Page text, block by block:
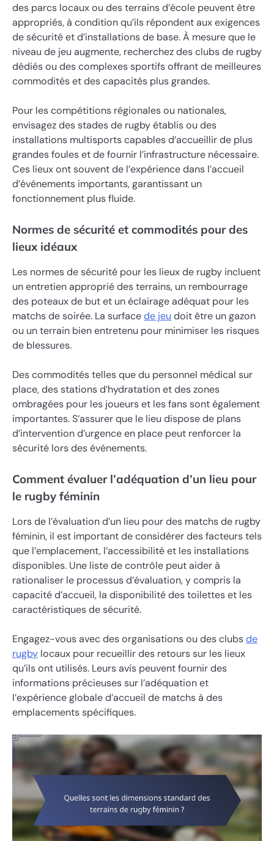
des parcs locaux ou des terrains d’école peuvent être
appropriés, à condition qu’ils répondent aux exigences
de sécurité et d’installations de base. À mesure que le
niveau de jeu augmente, recherchez des clubs de rugby
dédiés ou des complexes sportifs offrant de meilleures
commodités et des capacités plus grandes.
Pour les compétitions régionales ou nationales,
envisagez des stades de rugby établis ou des
installations multisports capables d’accueillir de plus
grandes foules et de fournir l’infrastructure nécessaire.
Ces lieux ont souvent de l’expérience dans l’accueil
d’événements importants, garantissant un
fonctionnement plus fluide.
Normes de sécurité et commodités pour des
lieux idéaux
Les normes de sécurité pour les lieux de rugby incluent
un entretien approprié des terrains, un rembourrage
des poteaux de but et un éclairage adéquat pour les
matchs de soirée. La surfacede jeu doit être un gazon
ou un terrain bien entretenu pour minimiser les risques
de blessures.
Des commodités telles que du personnel médical sur
place, des stations d’hydratation et des zones
ombragées pour les joueurs et les fans sont également
importantes. S’assurer que le lieu dispose de plans
d’intervention d’urgence en place peut renforcer la
sécurité lors des événements.
Comment évaluer l’adéquation d’un lieu pour
le rugby féminin
Lors de l’évaluation d’un lieu pour des matchs de rugby
féminin, il est important de considérer des facteurs tels
que l’emplacement, l’accessibilité et les installations
disponibles. Une liste de contrôle peut aider à
rationaliser le processus d’évaluation, y compris la
capacité d’accueil, la disponibilité des toilettes et les
caractéristiques de sécurité.
Engagez-vous avec des organisations ou des clubsde
rugby locaux pour recueillir des retours sur les lieux
qu’ils ont utilisés. Leurs avis peuvent fournir des
informations précieuses sur l’adéquation et
l’expérience globale d’accueil de matchs à des
emplacements spécifiques.